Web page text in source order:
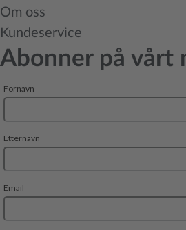
Om oss
Kundeservice
Abonner på vårt